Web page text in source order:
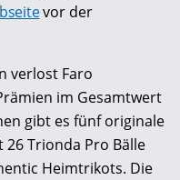
vor der
verlost Faro
im Gesamtwert
gibt es fünf originale
26 Trionda Pro Bälle
Heimtrikots. Die